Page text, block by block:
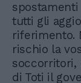
tutti gli
riferimento.
rischio la
soccorritori,
di Toti il